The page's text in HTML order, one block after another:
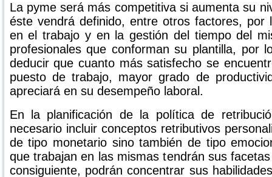
La pyme será más competitiva si aumenta su
éste vendrá definido, entre otros factores, por
en el trabajo y en la gestión del tiempo del
profesionales que conforman su plantilla, por
deducir que cuanto más satisfecho se
puesto de trabajo, mayor grado de
apreciará en su desempeño laboral.
En la planificación de la política de
necesario incluir conceptos retributivos
de tipo monetario sino también de tipo
que trabajan en las mismas tendrán sus
consiguiente, podrán concentrar sus